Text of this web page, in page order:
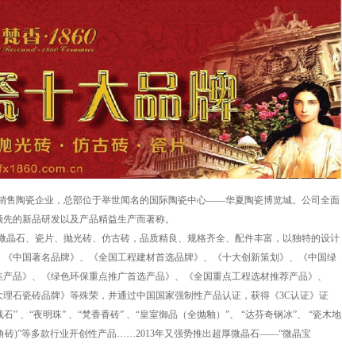
售陶瓷企业，总部位于举世闻名的国际陶瓷中心——华夏陶瓷博览城。公司全面
的新品研发以及产品精益生产而著称。
石、 瓷片、 抛光砖、 仿古砖 ，品质精良、规格齐全、配件丰富，以独特的设计
中国著名品牌》、《全国工程建材首选品牌》、《十大创新策划》、《中国绿
品》、《绿色环保重点推广首选产品》、《全国重点工程选材推荐产品》、
石瓷砖品牌》等殊荣，并通过中国国家强制性产品认证，获得《3C认证》证
” 、“夜明珠” 、“梵香香砖” 、“皇室御品（全抛釉）”、 “达芬奇钢冰”、 “瓷木地
砖)”等多款行业开创性产品……2013年又强势推出超厚微晶石——“微晶宝